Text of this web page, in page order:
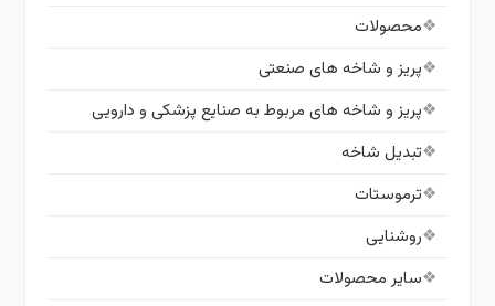
محصولات
پریز و شاخه های صنعتی
پریز و شاخه های مربوط به صنایع پزشکی و دارویی
تبدیل شاخه
ترموستات
روشنایی
سایر محصولات